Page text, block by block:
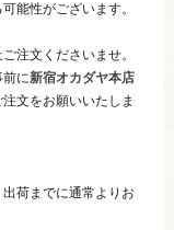
能性がございます。
注文くださいませ。
に新宿オカダヤ本店
文をお願いいたしま
荷までに通常よりお